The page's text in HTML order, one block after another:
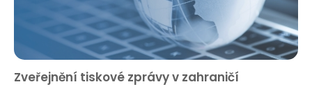
Zveřejnění tiskové zprávy v zahraničí